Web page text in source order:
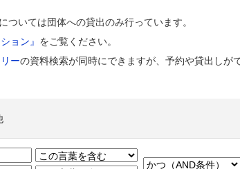
いては団体への貸出のみ行っています。
ョン』 をご覧ください。
ーの資料検索が同時にできますが、予約や貸出しが